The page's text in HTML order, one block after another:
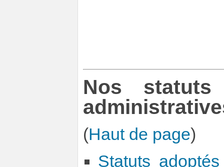
Nos
(Haut de page)
Statuts